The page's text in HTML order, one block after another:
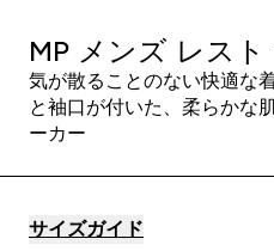
MP メンズ レス
気が散ることのない快適な
と袖口が付いた、柔らかな
ーカー
サイズガイド